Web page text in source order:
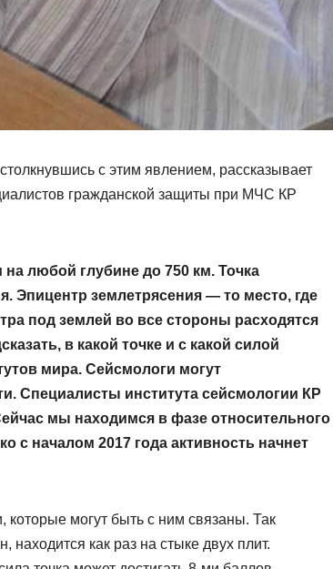
с этим явлением, рассказывает
гражданской защиты при МЧС КР
на любой глубине до 750 км. Точка
Эпицентр землетрясения — то место, где
под землей во все стороны расходятся
в какой точке и с какой силой
мира. Сейсмологи могут
Специалисты института сейсмологии КР
мы находимся в фазе относительного
с началом 2017 года активность начнет
которые могут быть с ним связаны. Так
находится как раз на стыке двух плит.